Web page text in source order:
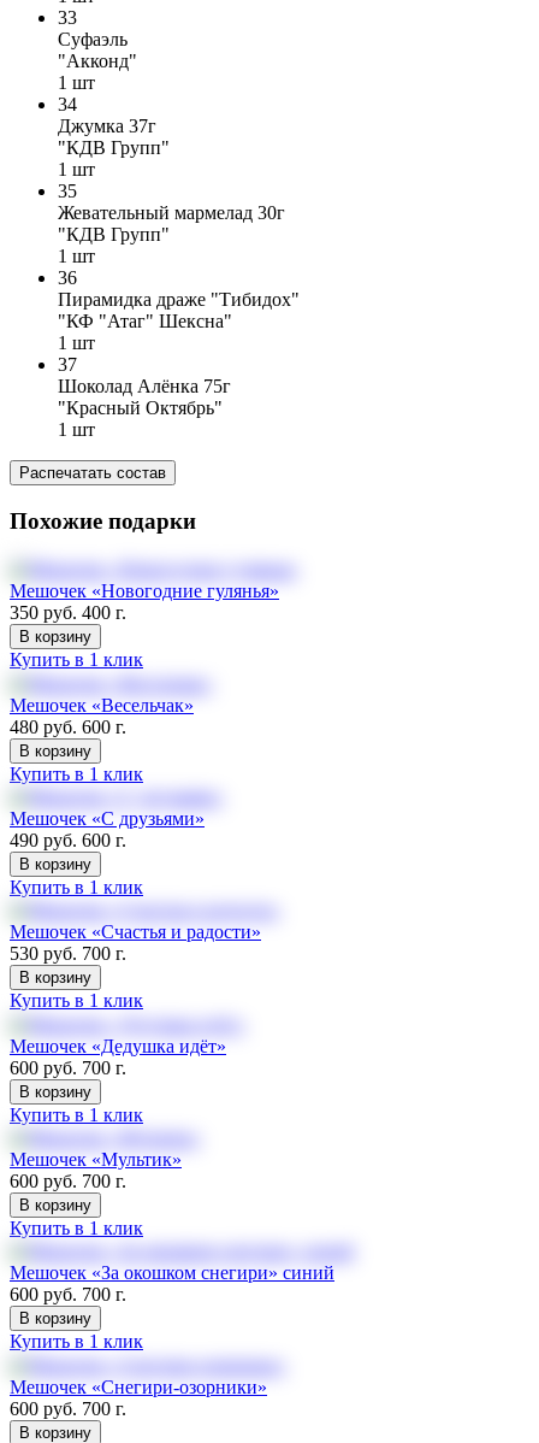
33
Суфаэль
"Акконд"
1 шт
34
Джумка 37г
"КДВ Групп"
1 шт
35
Жевательный мармелад 30г
"КДВ Групп"
1 шт
36
Пирамидка драже "Тибидох"
"КФ "Атаг" Шексна"
1 шт
37
Шоколад Алёнка 75г
"Красный Октябрь"
1 шт
Распечатать состав
Похожие подарки
Мешочек «Новогодние гулянья»
350 руб. 400 г.
В корзину
Купить в 1 клик
Мешочек «Весельчак»
480 руб. 600 г.
В корзину
Купить в 1 клик
Мешочек «С друзьями»
490 руб. 600 г.
В корзину
Купить в 1 клик
Мешочек «Счастья и радости»
530 руб. 700 г.
В корзину
Купить в 1 клик
Мешочек «Дедушка идёт»
600 руб. 700 г.
В корзину
Купить в 1 клик
Мешочек «Мультик»
600 руб. 700 г.
В корзину
Купить в 1 клик
Мешочек «За окошком снегири» синий
600 руб. 700 г.
В корзину
Купить в 1 клик
Мешочек «Снегири-озорники»
600 руб. 700 г.
В корзину